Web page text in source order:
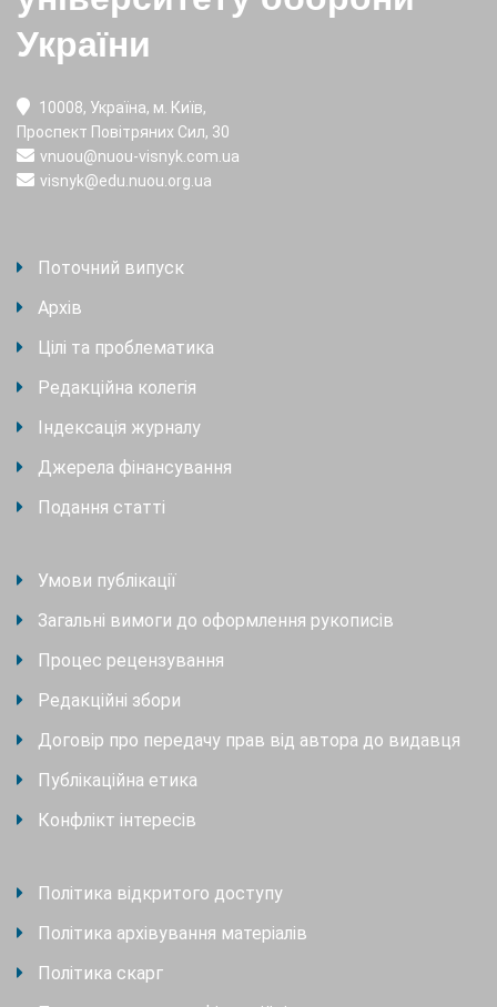
України
10008, Україна, м. Київ,
Проспект Повітряних Сил, 30
vnuou@nuou-visnyk.com.ua
visnyk@edu.nuou.org.ua
Поточний випуск
Архів
Цілі та проблематика
Редакційна колегія
Індексація журналу
Джерела фінансування
Подання статті
Умови публікації
Загальні вимоги до оформлення рукописів
Процес рецензування
Редакційні збори
Договір про передачу прав від автора до видавця
Публікаційна етика
Конфлікт інтересів
Політика відкритого доступу
Політика архівування матеріалів
Політика скарг